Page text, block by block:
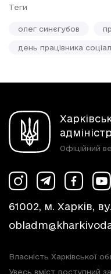
Теги
олег синєгубов
день працівника
Офіційний
61002, м. Харків,
Власність Харківської
Увесь вміст доступний